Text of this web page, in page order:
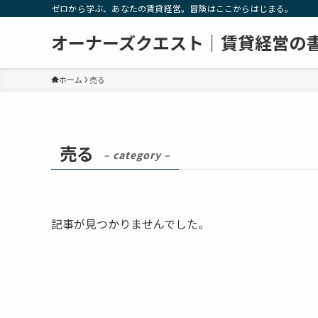
ゼロから学ぶ、あなたの賃貸経営。冒険はここからはじまる。
オーナーズクエスト｜賃貸経営の
ホーム 売る
売る – category –
記事が見つかりませんでした。